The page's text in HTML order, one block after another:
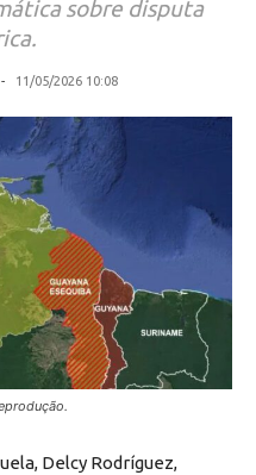
sobre disputa
- 11/05/2026 10:08
Delcy Rodríguez,